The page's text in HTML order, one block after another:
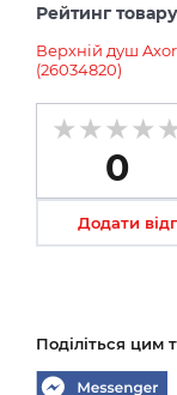
Рейтинг
Верхній душ
(26034820)
0
Додати
Поділіться цим